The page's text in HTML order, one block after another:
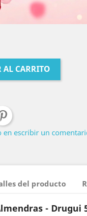
CARRITO
en escribir un
del producto
- Drugui